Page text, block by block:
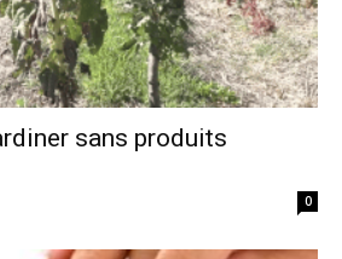
sans produits
0